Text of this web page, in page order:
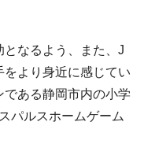
なるよう、また、J
をより身近に感じてい
ある静岡市内の小学
パルスホームゲーム